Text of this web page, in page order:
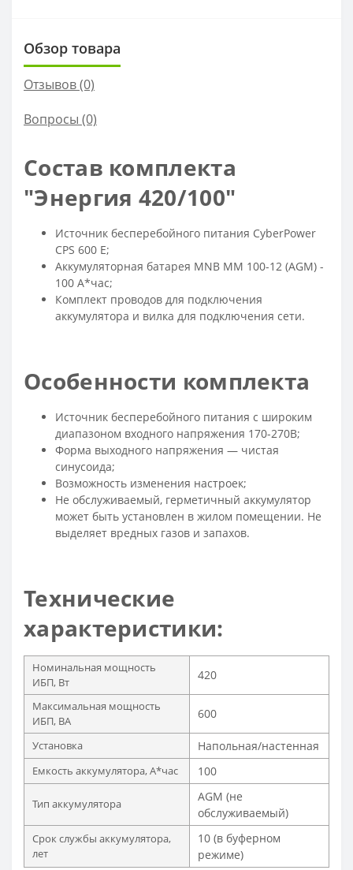
Обзор товара
Отзывов (0)
Вопросы (0)
Состав комплекта
"Энергия 420/100"
Источник бесперебойного питания CyberPower
CPS 600 E;
Аккумуляторная батарея MNB MM 100-12 (AGM) -
100 А*час;
Комплект проводов для подключения
аккумулятора и вилка для подключения сети.
Особенности комплекта
Источник бесперебойного питания с широким
диапазоном входного напряжения 170-270В;
Форма выходного напряжения — чистая
синусоида;
Возможность изменения настроек;
Не обслуживаемый, герметичный аккумулятор
может быть установлен в жилом помещении. Не
выделяет вредных газов и запахов.
Технические
характеристики:
Номинальная мощность
ИБП, Вт
420
Максимальная мощность
ИБП, ВА
600
Установка Напольная/настенная
Емкость аккумулятора, А*час 100
Тип аккумулятора
AGM (не
обслуживаемый)
Срок службы аккумулятора,
лет
10 (в буферном
режиме)